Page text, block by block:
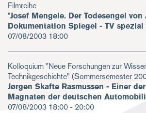
Filmreihe
"Josef Mengele. Der Todesengel
Dokumentation Spiegel - TV
07/08/2003 18:00
Kolloquium "Neue Forschungen zur
Technikgeschichte" (Sommersemester
Jørgen Skafte Rasmussen - Einer
Magnaten der deutschen
07/08/2003 18:00 - 20:00